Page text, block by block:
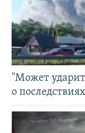
"Может
о